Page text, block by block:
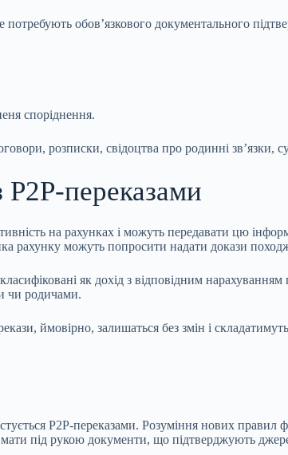
потребують обов’язкового документального
споріднення.
розписки, свідоцтва про родинні зв’язки,
переказами
на рахунках і можуть передавати цю
рахунку можуть попросити надати докази
як дохід з відповідним
чи родичами.
ймовірно, залишаться без змін і
P2P-переказами. Розуміння нових
під рукою документи, що підтверджують